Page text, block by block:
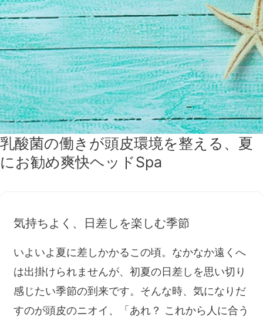
乳酸菌の働きが頭皮環境を整える、夏
にお勧め爽快ヘッドSpa
気持ちよく、日差しを楽しむ季節
いよいよ夏に差しかかるこの頃。なかなか遠くへ
は出掛けられませんが、初夏の日差しを思い切り
感じたい季節の到来です。そんな時、気になりだ
すのが頭皮のニオイ、「あれ？ これから人に合う